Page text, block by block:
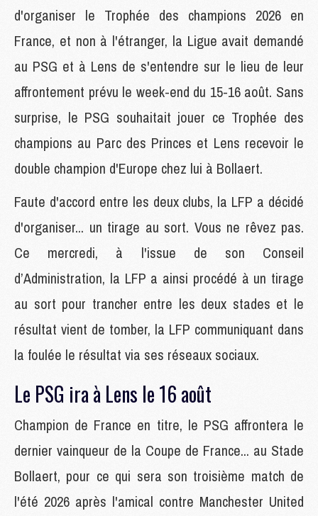
d'organiser le Trophée des champions 2026 en
France, et non à l'étranger, la Ligue avait demandé
au PSG et à Lens de s'entendre sur le lieu de leur
affrontement prévu le week-end du 15-16 août. Sans
surprise, le PSG souhaitait jouer ce Trophée des
champions au Parc des Princes et Lens recevoir le
double champion d'Europe chez lui à Bollaert.
Faute d'accord entre les deux clubs, la LFP a décidé
d'organiser... un tirage au sort. Vous ne rêvez pas.
Ce mercredi, à l'issue de son Conseil
d’Administration, la LFP a ainsi procédé à un tirage
au sort pour trancher entre les deux stades et le
résultat vient de tomber, la LFP communiquant dans
la foulée le résultat via ses réseaux sociaux.
Le PSG ira à Lens le 16 août
Champion de France en titre, le PSG affrontera le
dernier vainqueur de la Coupe de France... au Stade
Bollaert, pour ce qui sera son troisième match de
l'été 2026 après l'amical contre Manchester United